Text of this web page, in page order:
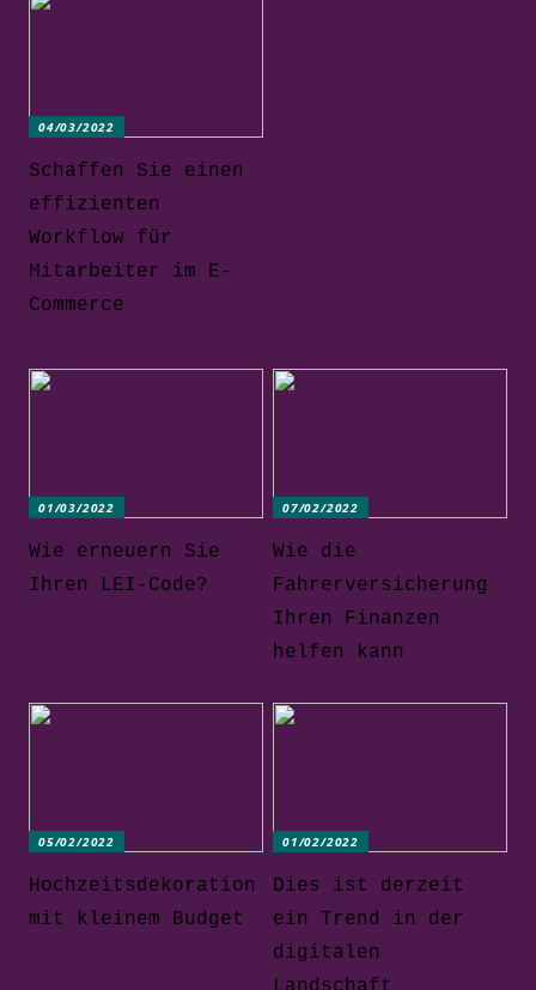
04/03/2022
Schaffen Sie einen
effizienten
Workflow für
Mitarbeiter im E-
Commerce
01/03/2022
Wie erneuern Sie
Ihren LEI-Code?
07/02/2022
Wie die
Fahrerversicherung
Ihren Finanzen
helfen kann
05/02/2022
Hochzeitsdekoration
mit kleinem Budget
01/02/2022
Dies ist derzeit
ein Trend in der
digitalen